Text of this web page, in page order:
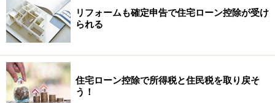
住宅ローン控除とは？ 2年目からは年末調
整で控除
リフォームも確定申告で住宅ローン控除が受け
られる
住宅ローン控除で所得税と住民税を取り戻そ
う！